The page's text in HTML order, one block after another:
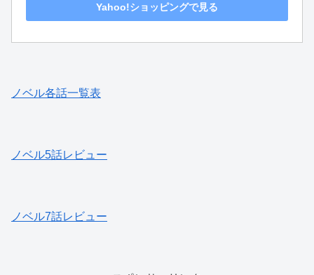
Yahoo!ショッピングで見る
ノベル各話一覧表
ノベル5話レビュー
ノベル7話レビュー